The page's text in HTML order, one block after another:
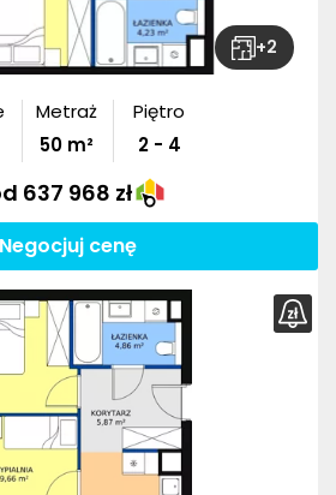
+2
Metraż
50 m²
Piętro
2 - 4
637 968 zł
Negocjuj cenę